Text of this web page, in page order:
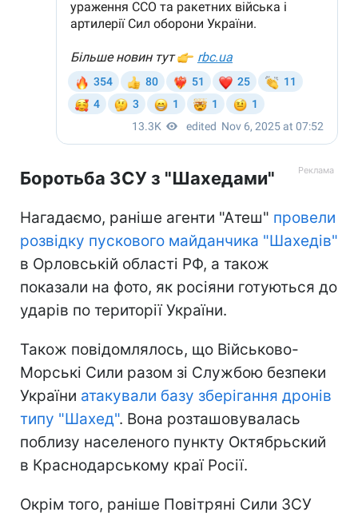
Боротьба ЗСУ з "Шахедами"
Нагадаємо, раніше агенти "Атеш" провели
розвідку пускового майданчика "Шахедів"
в Орловській області РФ, а також
показали на фото, як росіяни готуються до
ударів по території України.
Також повідомлялось, що Військово-
Морські Сили разом зі Службою безпеки
України атакували базу зберігання дронів
типу "Шахед". Вона розташовувалась
поблизу населеного пункту Октябрьский
в Краснодарському краї Росії.
Окрім того, раніше Повітряні Сили ЗСУ